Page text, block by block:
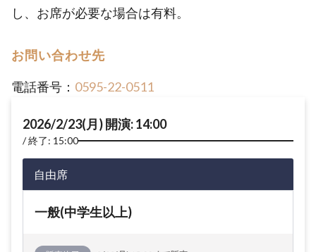
し、お席が必要な場合は有料。
お問い合わせ先
電話番号： 0595-22-0511
2026/2/23(月) 開演: 14:00
終了: 15:00
自由席
一般(中学生以上)